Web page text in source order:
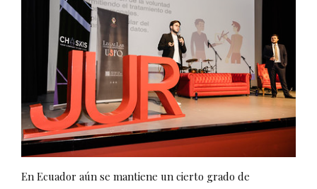
En Ecuador aún se mantiene un cierto grado de